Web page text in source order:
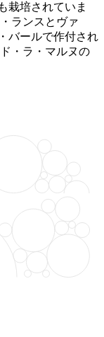
栽培されていま
ランスとヴァ
バールで作付され
・ラ・マルヌの